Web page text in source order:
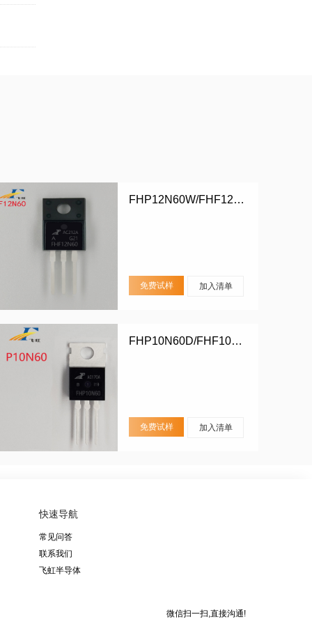
FHP12N60W/FHF12N60W
免费试样 加入清单
FHP10N60D/FHF10N60D
免费试样 加入清单
快速导航
常见问答
联系我们
飞虹半导体
微信扫一扫,直接沟通!